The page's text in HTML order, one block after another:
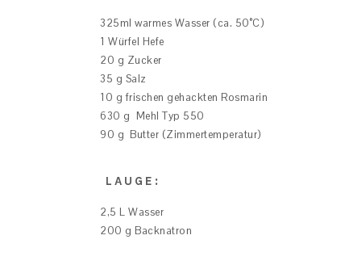
325ml warmes Wasser (ca. 50°C)
1 Würfel Hefe
20 g Zucker
35 g Salz
10 g frischen gehackten Rosmarin
630 g Mehl Typ 550
90 g Butter (Zimmertemperatur)
LAUGE:
2,5 L Wasser
200 g Backnatron